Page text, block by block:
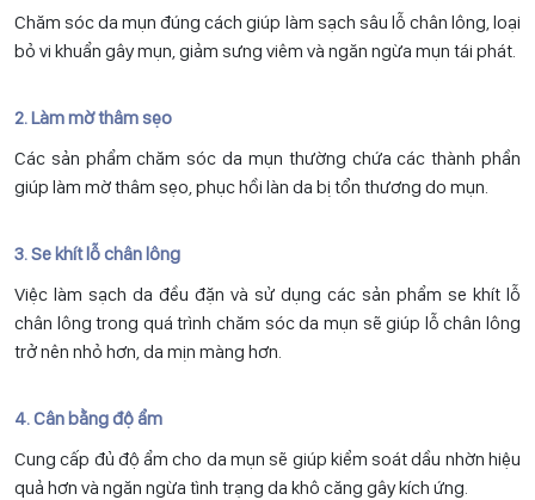
Chăm sóc da mụn đúng cách giúp làm sạch sâu lỗ chân lông, loại
bỏ vi khuẩn gây mụn, giảm sưng viêm và ngăn ngừa mụn tái phát.
2. Làm mờ thâm sẹo
Các sản phẩm chăm sóc da mụn thường chứa các thành phần
giúp làm mờ thâm sẹo, phục hồi làn da bị tổn thương do mụn.
3. Se khít lỗ chân lông
Việc làm sạch da đều đặn và sử dụng các sản phẩm se khít lỗ
chân lông trong quá trình chăm sóc da mụn sẽ giúp lỗ chân lông
trở nên nhỏ hơn, da mịn màng hơn.
4. Cân bằng độ ẩm
Cung cấp đủ độ ẩm cho da mụn sẽ giúp kiểm soát dầu nhờn hiệu
quả hơn và ngăn ngừa tình trạng da khô căng gây kích ứng.